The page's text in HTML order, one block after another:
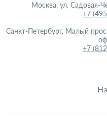
Москва, ул. Садовая-
+7
Санкт-Петербург, Малый
+7